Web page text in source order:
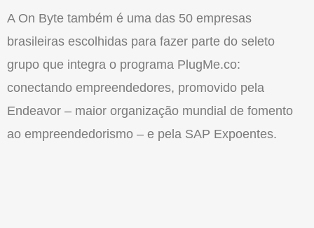
A On Byte também é uma das 50 empresas
brasileiras escolhidas para fazer parte do seleto
grupo que integra o programa PlugMe.co:
conectando empreendedores, promovido pela
Endeavor – maior organização mundial de fomento
ao empreendedorismo – e pela SAP Expoentes.